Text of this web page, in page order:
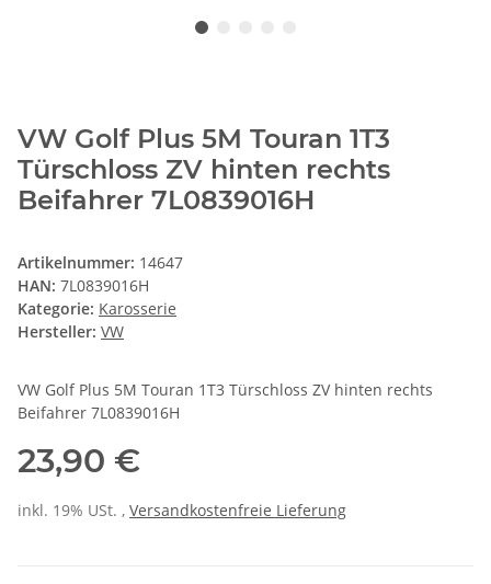
VW Golf Plus 5M Touran 1T3
Türschloss ZV hinten rechts
Beifahrer 7L0839016H
Artikelnummer: 14647
HAN: 7L0839016H
Kategorie: Karosserie
Hersteller: VW
VW Golf Plus 5M Touran 1T3 Türschloss ZV hinten rechts
Beifahrer 7L0839016H
23,90 €
inkl. 19% USt. , Versandkostenfreie Lieferung